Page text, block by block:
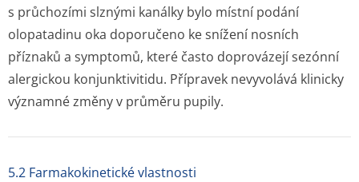
s průchozími slznými kanálky bylo místní podání
olopatadinu oka doporučeno ke snížení nosních
příznaků a symptomů, které často doprovázejí sezónní
alergickou konjunktivitidu. Přípravek nevyvolává klinicky
významné změny v průměru pupily.
5.2 Farmakokinetické vlastnosti